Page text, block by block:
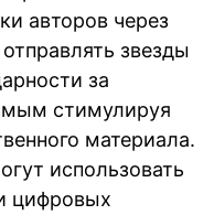
авторов через
звезды
за
стимулируя
материала.
использовать
цифровых